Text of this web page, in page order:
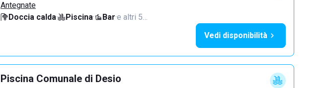
Antegnate
Doccia calda· Piscina· Bar·e altri 5…
Vedi disponibilità
Piscina Comunale di Desio